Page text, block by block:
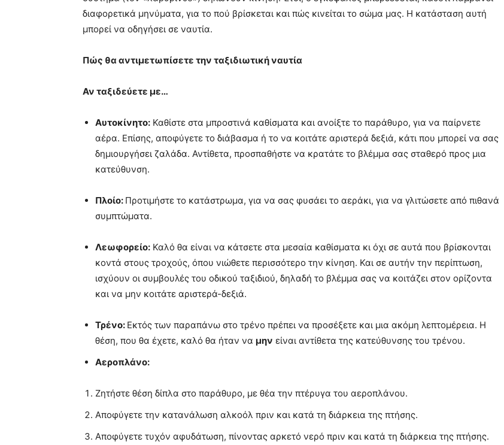
διαφορετικά μηνύματα, για το πού βρίσκεται και πώς κινείται το σώμα μας. Η κατάσταση αυτή
μπορεί να οδηγήσει σε ναυτία.
Πώς θα αντιμετωπίσετε την ταξιδιωτική ναυτία
Αν ταξιδεύετε με…
Αυτοκίνητο: Καθίστε στα μπροστινά καθίσματα και ανοίξτε το παράθυρο, για να παίρνετε
αέρα. Επίσης, αποφύγετε το διάβασμα ή το να κοιτάτε αριστερά δεξιά, κάτι που μπορεί να σας
δημιουργήσει ζαλάδα. Αντίθετα, προσπαθήστε να κρατάτε το βλέμμα σας σταθερό προς μια
κατεύθυνση.
Πλοίο: Προτιμήστε το κατάστρωμα, για να σας φυσάει το αεράκι, για να γλιτώσετε από πιθανά
συμπτώματα.
Λεωφορείο: Καλό θα είναι να κάτσετε στα μεσαία καθίσματα κι όχι σε αυτά που βρίσκονται
κοντά στους τροχούς, όπου νιώθετε περισσότερο την κίνηση. Και σε αυτήν την περίπτωση,
ισχύουν οι συμβουλές του οδικού ταξιδιού, δηλαδή το βλέμμα σας να κοιτάζει στον ορίζοντα
και να μην κοιτάτε αριστερά-δεξιά.
Τρένο: Εκτός των παραπάνω στο τρένο πρέπει να προσέξετε και μια ακόμη λεπτομέρεια. Η
θέση, που θα έχετε, καλό θα ήταν να μην είναι αντίθετα της κατεύθυνσης του τρένου.
Αεροπλάνο:
Ζητήστε θέση δίπλα στο παράθυρο, με θέα την πτέρυγα του αεροπλάνου.
Αποφύγετε την κατανάλωση αλκοόλ πριν και κατά τη διάρκεια της πτήσης.
Αποφύγετε τυχόν αφυδάτωση, πίνοντας αρκετό νερό πριν και κατά τη διάρκεια της πτήσης.